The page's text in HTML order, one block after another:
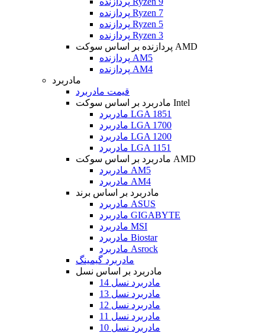
پردازنده Ryzen 7
پردازنده Ryzen 5
پردازنده Ryzen 3
پردازنده بر اساس سوکت AMD
پردازنده AM5
پردازنده AM4
مادربرد
قیمت مادربرد
مادربرد بر اساس سوکت Intel
مادربرد LGA 1851
مادربرد LGA 1700
مادربرد LGA 1200
مادربرد LGA 1151
مادربرد بر اساس سوکت AMD
مادربرد AM5
مادربرد AM4
مادربرد بر اساس برند
مادربرد ASUS
مادربرد GIGABYTE
مادربرد MSI
مادربرد Biostar
مادربرد Asrock
مادربرد گیمینگ
مادربرد بر اساس نسل
مادربرد نسل 14
مادربرد نسل 13
مادربرد نسل 12
مادربرد نسل 11
مادربرد نسل 10